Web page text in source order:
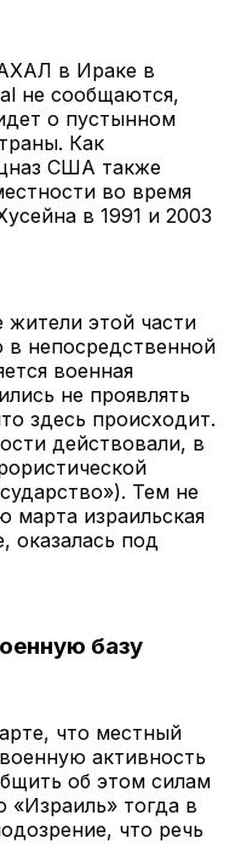
в Ираке в
не сообщаются,
о пустынном
Как
США также
во время
в 1991 и 2003
этой части
непосредственной
военная
не проявлять
здесь происходит.
действовали, в
Тем не
марта израильская
оказалась под
базу
что местный
активность
об этом силам
«Израиль» тогда в
что речь